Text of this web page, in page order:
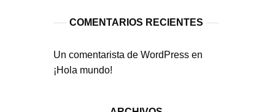
COMENTARIOS RECIENTES
Un comentarista de WordPress en
¡Hola mundo!